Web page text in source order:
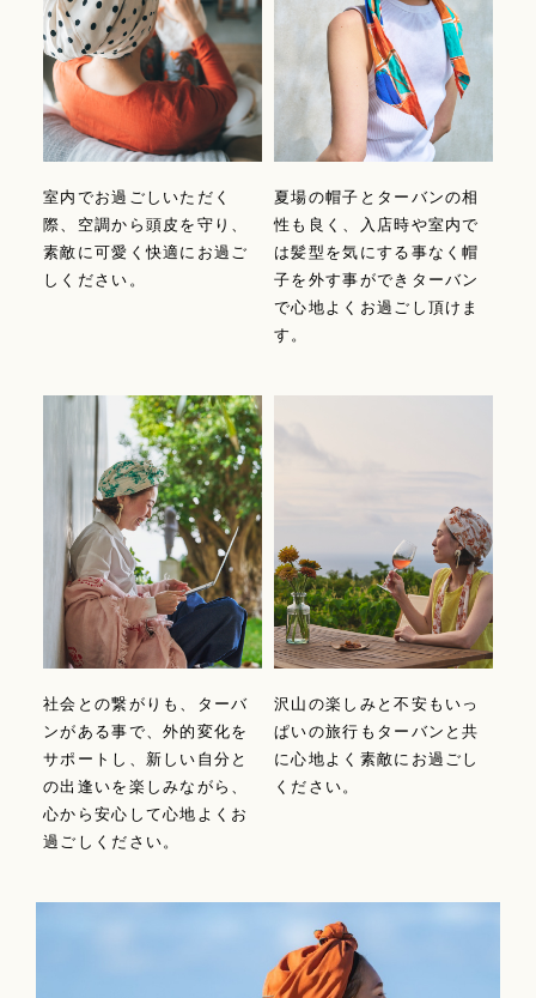
室内でお過ごしいただく
際、空調から頭皮を守り、
素敵に可愛く快適にお過ご
しください。
夏場の帽子とターバンの相
性も良く、入店時や室内で
は髪型を気にする事なく帽
子を外す事ができターバン
で心地よくお過ごし頂けま
す。
社会との繋がりも、ターバ
ンがある事で、外的変化を
サポートし、新しい自分と
の出逢いを楽しみながら、
心から安心して心地よくお
過ごしください。
沢山の楽しみと不安もいっ
ぱいの旅行もターバンと共
に心地よく素敵にお過ごし
ください。